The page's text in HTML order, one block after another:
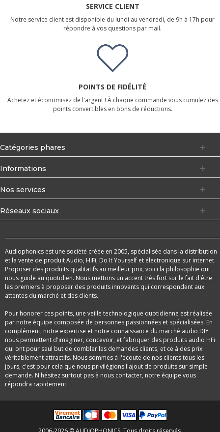
SERVICE CLIENT
Notre service client est disponible du lundi au vendredi, de 9h à 17h pour
répondre à vos questions par mail.
POINTS DE FIDÉLITÉ
Achetez et économisez de l'argent ! À chaque commande vous cumulez des
points convertibles en bons de réductions.
Catégories phares
Informations
Nos services
Réseaux sociaux
Audiophonics est une société créée en 2005, spécialisée dans la distribution
et la vente de produit Audio, HiFi, Do It Yourself et électronique sur internet.
Proposer des produits qualitatifs au meilleur prix, voici la philosophie qui
nous guide au quotidien. Nous mettons un accent très fort sur le fait d'être
les premiers à proposer des produits innovants qui correspondent aux
attentes du marché et des clients.
Pour honorer ces points, une veille technologique quotidienne est réalisée
par notre équipe composée de personnes passionnées et spécialisées. En
complément, notre expertise et notre connaissance du marché audio DIY
nous permettent d'imaginer, concevoir, et fabriquer des produits audio HFi
qui ont pour seul but de combler les demandes clients, et ce à des prix
véritablement attractifs. Nous sommes à l'écoute de nos clients tous les
jours, c'est pour cela que nous privilégions l'ajout de produits sur simple
demande. N'hésitez surtout pas à nous contacter, notre équipe vous
répondra rapidement.